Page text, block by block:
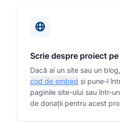
Scrie despre proiect
Dacă ai un site sau un
cod de embed și pune-l
paginile site-ului sau într-
de donații pentru acest